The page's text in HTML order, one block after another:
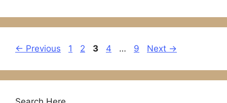
← Previous Page
1 Page
2 Page
3 Page
4 … Page
9 Next →